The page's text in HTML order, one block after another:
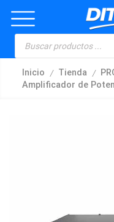
Inicio / Tienda /
Amplificador de